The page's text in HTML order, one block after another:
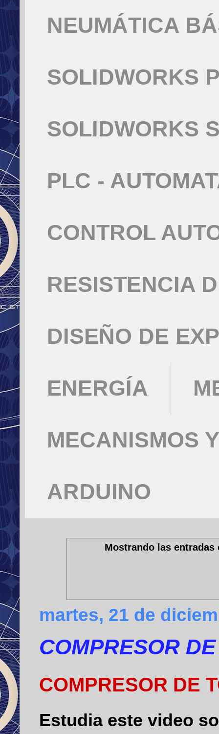
NEUMÁTICA
SOLIDWORKS
SOLIDWORKS
PLC -
CONTROL
RESISTENCIA
DISEÑO DE
ENERGÍA
MECANISMOS
ARDUINO
Mostrando las
martes, 21 de
COMPRESOR
COMPRESOR DE
Estudia este video